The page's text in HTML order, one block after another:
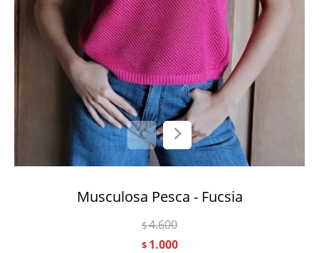
Musculosa Pesca - Fucsia
$ 1.000
$4.600